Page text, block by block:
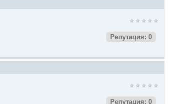
Репутация: 0
Репутация: 0